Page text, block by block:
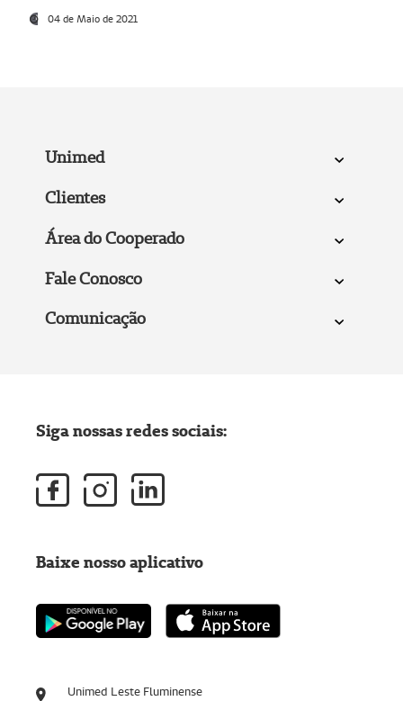
04 de Maio de 2021
Unimed
Clientes
Área do Cooperado
Fale Conosco
Comunicação
Unimed Leste Fluminense
Siga nossas redes sociais:
Baixe nosso aplicativo